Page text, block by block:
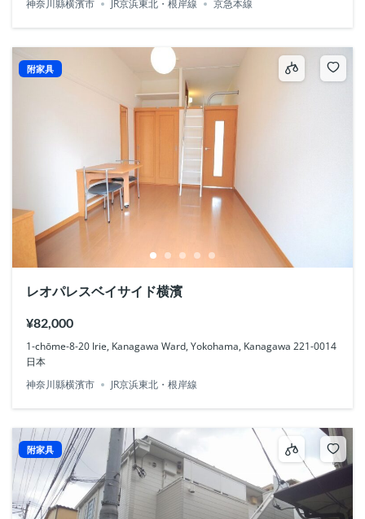
神奈川縣横濱市
JR京浜東北・根岸線 京急本線
附家具
レオパレスベイサイド横濱
¥82,000
1-chōme-8-20 Irie, Kanagawa Ward, Yokohama, Kanagawa 221-0014
日本
神奈川縣横濱市
JR京浜東北・根岸線
附家具